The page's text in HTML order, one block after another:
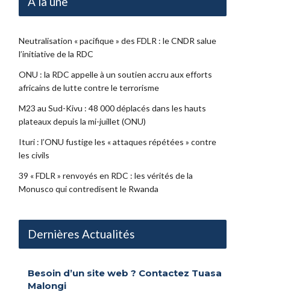
Neutralisation « pacifique » des FDLR : le CNDR salue
l’initiative de la RDC
ONU : la RDC appelle à un soutien accru aux efforts
africains de lutte contre le terrorisme
M23 au Sud-Kivu : 48 000 déplacés dans les hauts
plateaux depuis la mi-juillet (ONU)
Ituri : l’ONU fustige les « attaques répétées » contre
les civils
39 « FDLR » renvoyés en RDC : les vérités de la
Monusco qui contredisent le Rwanda
Dernières Actualités
Besoin d’un site web ? Contactez Tuasa
Malongi